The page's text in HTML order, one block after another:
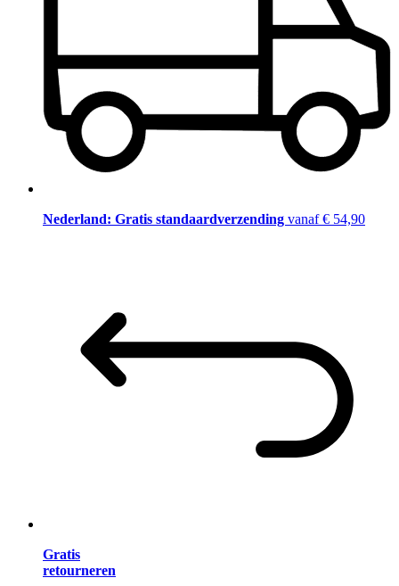
Nederland: Gratis standaardverzending vanaf € 54,90
Gratis
retourneren